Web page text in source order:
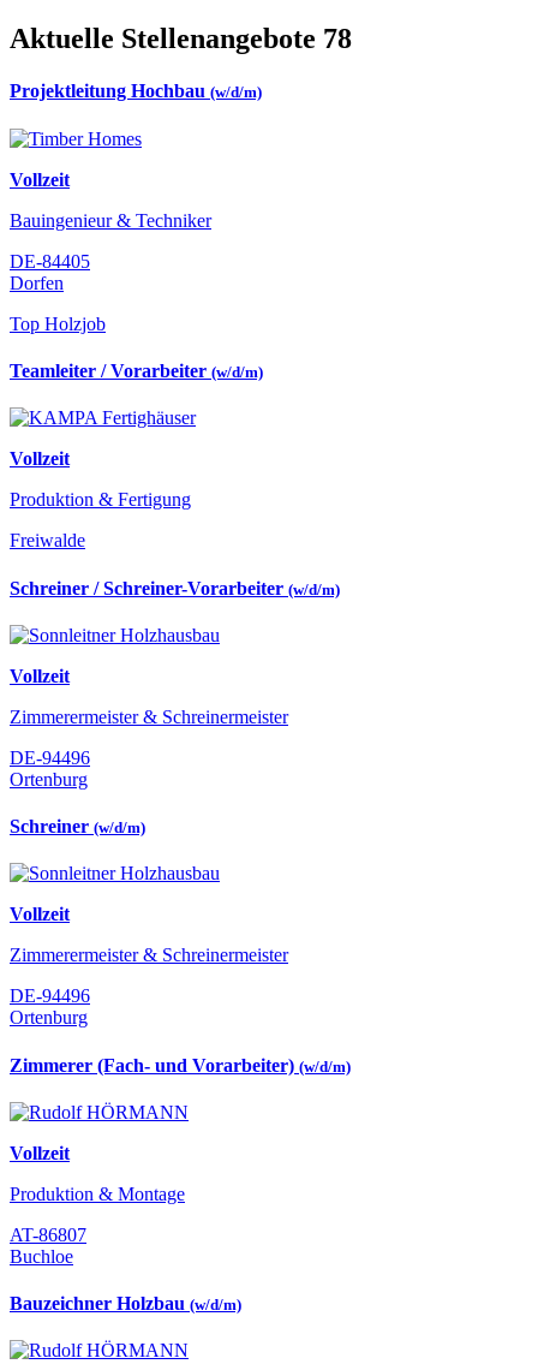
Aktuelle Stellenangebote 78
Projektleitung Hochbau (w/d/m)
Vollzeit
Bauingenieur & Techniker
DE-84405
Dorfen
Top Holzjob
Teamleiter / Vorarbeiter (w/d/m)
Vollzeit
Produktion & Fertigung
Freiwalde
Schreiner / Schreiner-Vorarbeiter (w/d/m)
Vollzeit
Zimmerermeister & Schreinermeister
DE-94496
Ortenburg
Schreiner (w/d/m)
Vollzeit
Zimmerermeister & Schreinermeister
DE-94496
Ortenburg
Zimmerer (Fach- und Vorarbeiter) (w/d/m)
Vollzeit
Produktion & Montage
AT-86807
Buchloe
Bauzeichner Holzbau (w/d/m)